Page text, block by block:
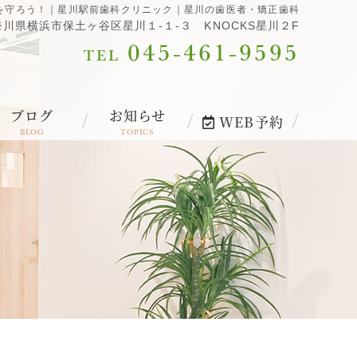
守ろう！｜星川駅前歯科クリニック｜星川の歯医者・矯正歯科
県横浜市保土ヶ谷区星川１-１-３ KNOCKS星川２F
TEL 045-461-9595
ブログ
BLOG
お知らせ
TOPICS
WEB予約